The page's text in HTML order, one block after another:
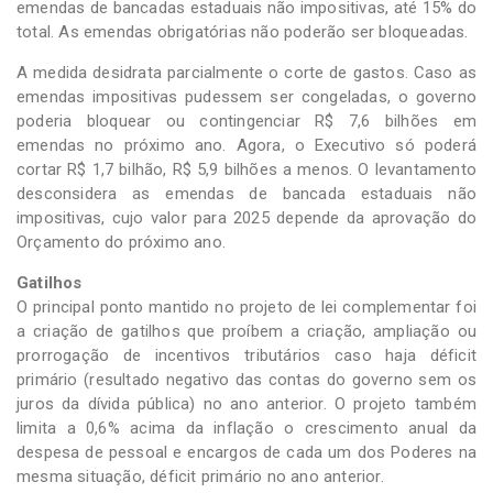
emendas de bancadas estaduais não impositivas, até 15% do
total. As emendas obrigatórias não poderão ser bloqueadas.
A medida desidrata parcialmente o corte de gastos. Caso as
emendas impositivas pudessem ser congeladas, o governo
poderia bloquear ou contingenciar R$ 7,6 bilhões em
emendas no próximo ano. Agora, o Executivo só poderá
cortar R$ 1,7 bilhão, R$ 5,9 bilhões a menos. O levantamento
desconsidera as emendas de bancada estaduais não
impositivas, cujo valor para 2025 depende da aprovação do
Orçamento do próximo ano.
Gatilhos
O principal ponto mantido no projeto de lei complementar foi
a criação de gatilhos que proíbem a criação, ampliação ou
prorrogação de incentivos tributários caso haja déficit
primário (resultado negativo das contas do governo sem os
juros da dívida pública) no ano anterior. O projeto também
limita a 0,6% acima da inflação o crescimento anual da
despesa de pessoal e encargos de cada um dos Poderes na
mesma situação, déficit primário no ano anterior.